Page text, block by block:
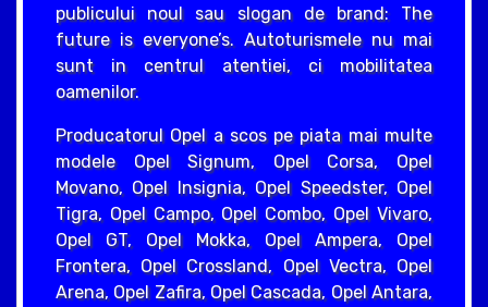
publicului noul sau slogan de brand: The
future is everyone’s. Autoturismele nu mai
sunt in centrul atentiei, ci mobilitatea
oamenilor.
Producatorul Opel a scos pe piata mai multe
modele Opel Signum, Opel Corsa, Opel
Movano, Opel Insignia, Opel Speedster, Opel
Tigra, Opel Campo, Opel Combo, Opel Vivaro,
Opel GT, Opel Mokka, Opel Ampera, Opel
Frontera, Opel Crossland, Opel Vectra, Opel
Arena, Opel Zafira, Opel Cascada, Opel Antara,